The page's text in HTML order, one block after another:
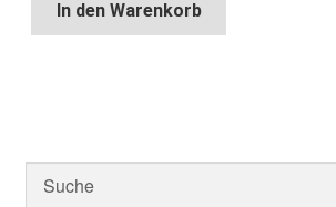
In den Warenkorb